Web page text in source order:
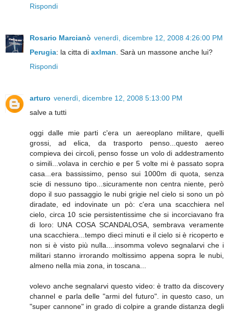
Rispondi
Rosario Marcianò venerdì, dicembre 12, 2008 4:26:00 PM
Perugia: la citta di axlman . Sarà un massone anche lui?
Rispondi
arturo venerdì, dicembre 12, 2008 5:13:00 PM
salve a tutti
oggi dalle mie parti c'era un aereoplano militare, quelli
grossi, ad elica, da trasporto penso...questo aereo
compieva dei circoli, penso fosse un volo di addestramento
o simili...volava in cerchio e per 5 volte mi è passato sopra
casa...era bassissimo, penso sui 1000m di quota, senza
scie di nessuno tipo...sicuramente non centra niente, però
dopo il suo passaggio le nubi grigie nel cielo si sono un pò
diradate, ed indovinate un pò: c'era una scacchiera nel
cielo, circa 10 scie persistentissime che si incorciavano fra
di loro: UNA COSA SCANDALOSA, sembrava veramente
una scacchiera...tempo dieci minuti e il cielo si è ricoperto e
non si è visto più nulla....insomma volevo segnalarvi che i
militari stanno irrorando moltissimo appena sopra le nubi,
almeno nella mia zona, in toscana...
volevo anche segnalarvi questo video: è tratto da discovery
channel e parla delle "armi del futuro". in questo caso, un
"super cannone" in grado di colpire a grande distanza degli